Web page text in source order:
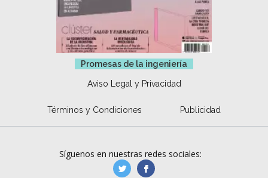
Promesas de la ingeniería
Aviso Legal y Privacidad
Términos y Condiciones Publicidad
Síguenos en nuestras redes sociales:
manufacturaGE